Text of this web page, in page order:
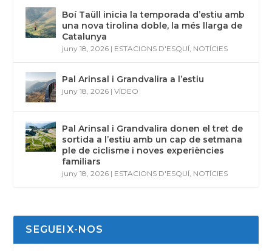
Boí Taüll inicia la temporada d’estiu amb
una nova tirolina doble, la més llarga de
Catalunya
juny 18, 2026 | ESTACIONS D'ESQUÍ, NOTÍCIES
Pal Arinsal i Grandvalira a l’estiu
juny 18, 2026 |VÍDEO
Pal Arinsal i Grandvalira donen el tret de
sortida a l’estiu amb un cap de setmana
ple de ciclisme i noves experiències
familiars
juny 18, 2026 | ESTACIONS D'ESQUÍ, NOTÍCIES
SEGUEIX-NOS